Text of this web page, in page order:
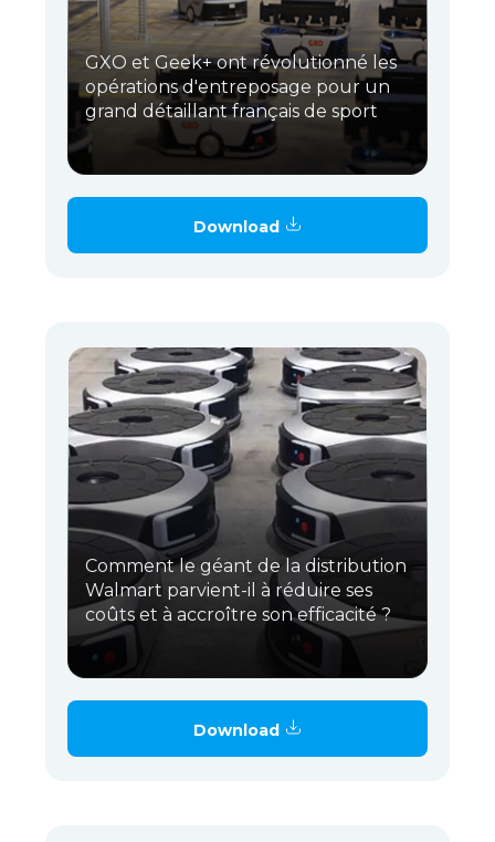
GXO et Geek+ ont révolutionné les
opérations d'entreposage pour un
grand détaillant français de sport
Download
Comment le géant de la distribution
Walmart parvient-il à réduire ses
coûts et à accroître son efficacité ?
Download